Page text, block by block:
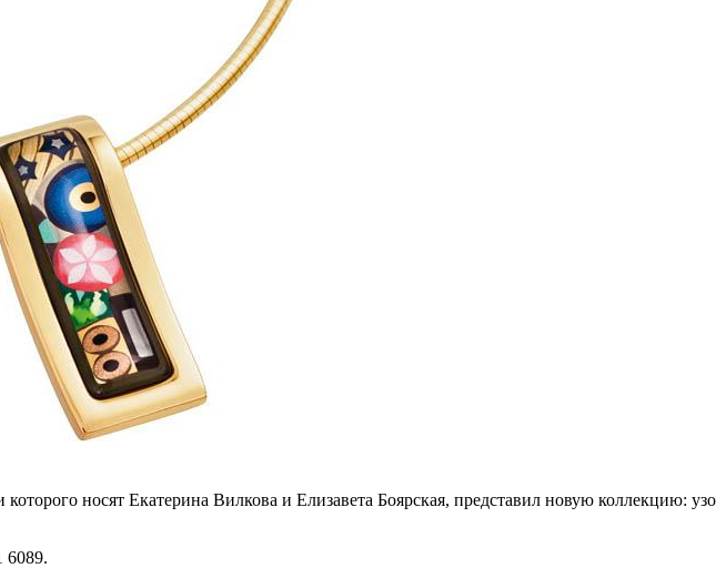
но­сят Екатери­на Вилкова и Елизаве­та Боярская, пред­ста­вил но­вую кол­лек­цию:
6089.